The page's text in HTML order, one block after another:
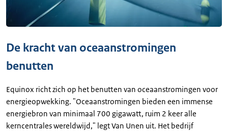
De kracht van oceaanstromingen
benutten
Equinox richt zich op het benutten van oceaanstromingen voor
energieopwekking. "Oceaanstromingen bieden een immense
energiebron van minimaal 700 gigawatt, ruim 2 keer alle
kerncentrales wereldwijd," legt Van Unen uit. Het bedrijf